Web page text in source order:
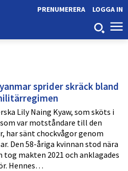
LOGGA IN
PRENUMERERA
sprider skräck bland
Lily Naing Kyaw, som sköts i
var motståndare till den
har sänt chockvågor genom
Den 58-åriga kvinnan stod nära
makten 2021 och anklagades
Hennes…